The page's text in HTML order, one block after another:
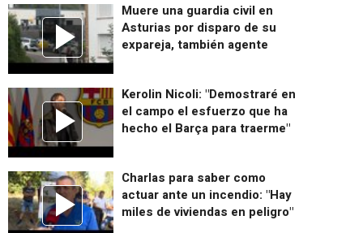
Muere una guardia civil en
Asturias por disparo de su
expareja, también agente
Kerolin Nicoli: "Demostraré en
el campo el esfuerzo que ha
hecho el Barça para traerme"
Charlas para saber como
actuar ante un incendio: "Hay
miles de viviendas en peligro"